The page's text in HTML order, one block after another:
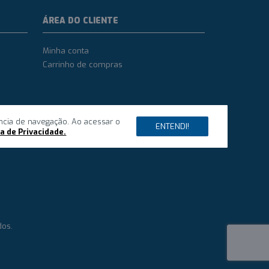
de navegação. Ao acessar o
de Privacidade.
ENTENDI!
ÁREA DO CLIENTE
Minha conta
Carrinho de compras